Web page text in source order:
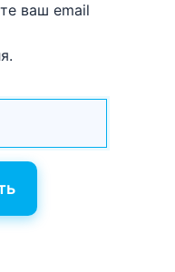
ваш email